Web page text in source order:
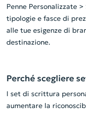
Penne Personalizzate
tipologie e fasce di
alle tue esigenze di
destinazione.
Perché scegliere
I set di scrittura
aumentare la